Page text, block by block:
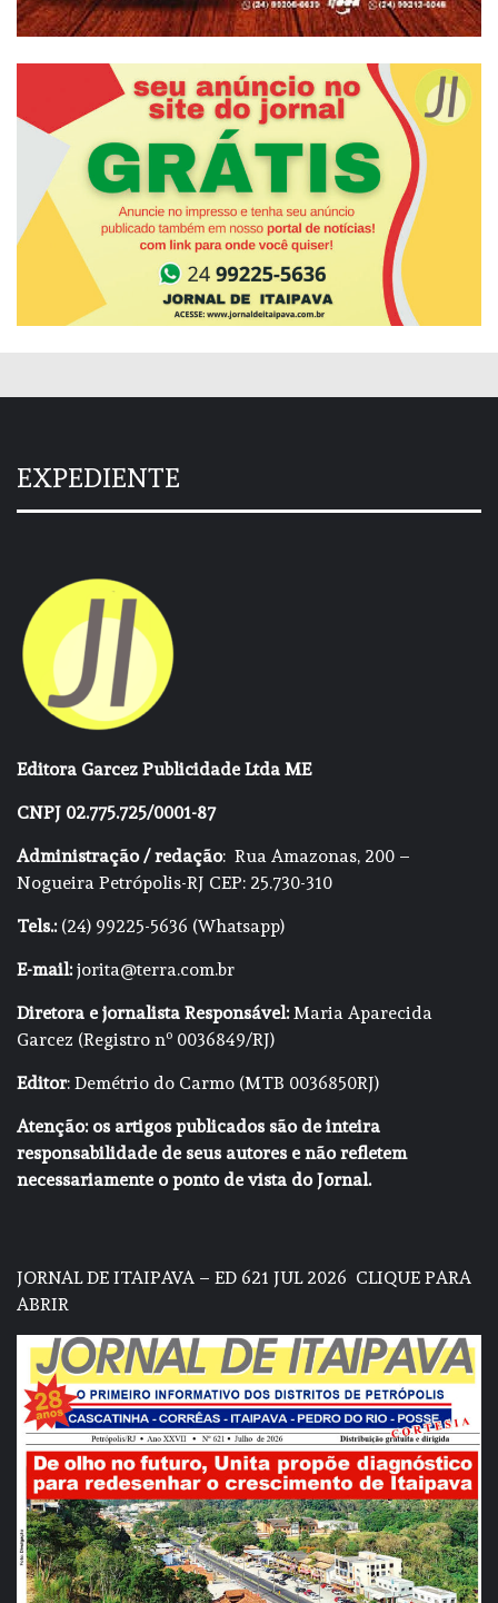
EXPEDIENTE
Editora Garcez Publicidade Ltda ME
CNPJ 02.775.725/0001-87
Administração / redação: Rua Amazonas, 200 –
Nogueira Petrópolis-RJ CEP: 25.730-310
Tels.:(24) 99225-5636 (Whatsapp)
E-mail:jorita@terra.com.br
Diretora e jornalista Responsável:Maria Aparecida
Garcez (Registro nº 0036849/RJ)
Editor: Demétrio do Carmo (MTB 0036850RJ)
Atenção: os artigos publicados são de inteira
responsabilidade de seus autores e não refletem
necessariamente o ponto de vista do Jornal.
JORNAL DE ITAIPAVA – ED 621 JUL 2026 CLIQUE PARA
ABRIR